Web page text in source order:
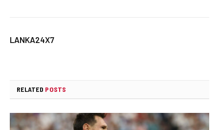
LANKA24X7
RELATED POSTS